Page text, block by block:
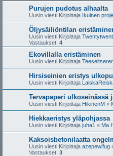
Purujen pudotus alhaalta
Uusin viesti Kirjoittaja Ikuinen
Öljysäiliöntilan
Uusin viesti Kirjoittaja
Vastaukset: 4
Ekovillalla eristäminen
Uusin viesti Kirjoittaja
Hirsiseinien eristys
Uusin viesti Kirjoittaja
Tervapaperi ulkoseinässä
Uusin viesti Kirjoittaja HikinenM «
Hiekkaeristys yläpohjassa
Uusin viesti Kirjoittaja juha1 « Ma
Kaksoisbetonilaatta
Uusin viesti Kirjoittaja azepewifug
Vastaukset: 3